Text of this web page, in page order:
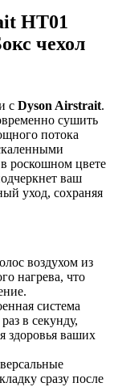
HT01
чехол
с Dyson Airstrait.
сушить
потока
роскошном цвете
ваш
уход, сохраняя
воздухом из
нагрева, что
система
в секунду,
здоровья ваших
сразу после